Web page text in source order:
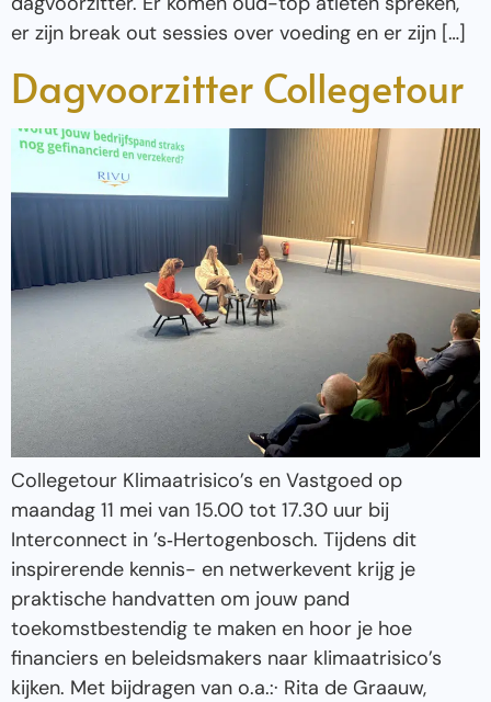
er zijn break out sessies over voeding en er zijn […]
Dagvoorzitter Collegetour
Collegetour Klimaatrisico’s en Vastgoed op
maandag 11 mei van 15.00 tot 17.30 uur bij
Interconnect in ’s‑Hertogenbosch. Tijdens dit
inspirerende kennis- en netwerkevent krijg je
praktische handvatten om jouw pand
toekomstbestendig te maken en hoor je hoe
financiers en beleidsmakers naar klimaatrisico’s
kijken. Met bijdragen van o.a.:· Rita de Graauw,